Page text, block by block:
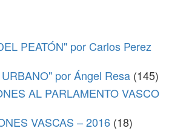
PEATÓN" por Carlos Perez
por Ángel Resa (145)
AL PARLAMENTO VASCO
VASCAS – 2016 (18)